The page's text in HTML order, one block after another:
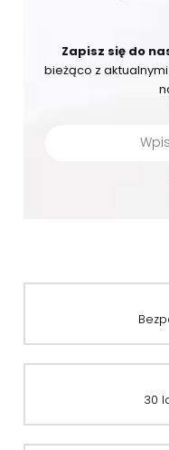
Zapisz się do
bieżąco z
30